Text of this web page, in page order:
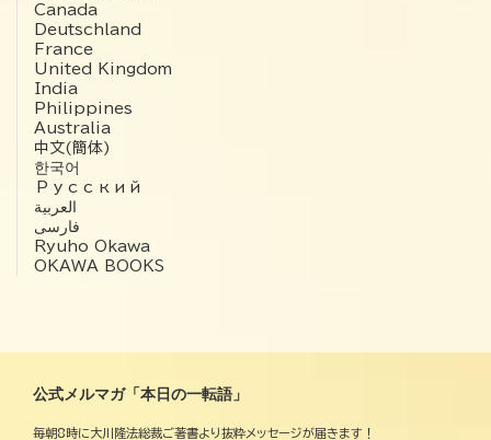
Canada
Deutschland
France
United Kingdom
India
Philippines
Australia
中文(簡体)
한국어
Русский
العربية‏
فارسی
Ryuho Okawa
OKAWA BOOKS
公式メルマガ「本日の一転語」
毎朝8時に大川隆法総裁ご著書より抜粋メッセージが届きます！